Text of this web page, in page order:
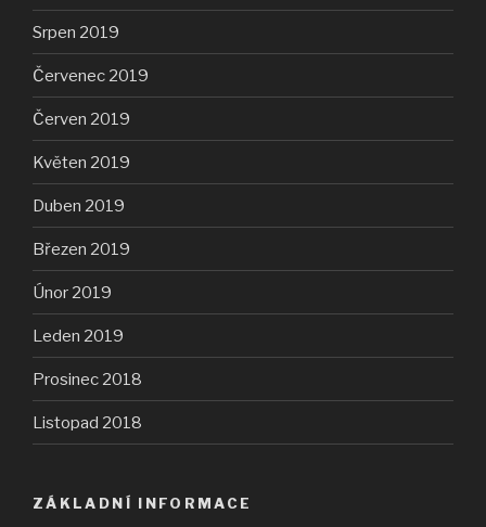
Srpen 2019
Červenec 2019
Červen 2019
Květen 2019
Duben 2019
Březen 2019
Únor 2019
Leden 2019
Prosinec 2018
Listopad 2018
ZÁKLADNÍ INFORMACE